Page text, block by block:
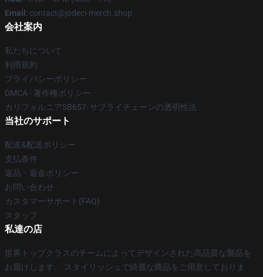
Email : contact@jodeci-merch.shop
会社案内
私たちについて
利用規約
プライバシーポリシー
DMCA - 著作権ポリシー
カリフォルニアSB657: サプライチェーンの透明性法
当社のサポート
配送&配送ポリシー
支払条件
返品・返金ポリシー
お問い合わせ
カスタマーサポート(FAQ)
スタッフ
私達の店
世界トップクラスのチームによってデザインされた高品質な製品を
お届けします。 スタイリッシュで綺麗な商品をご用意しておりま